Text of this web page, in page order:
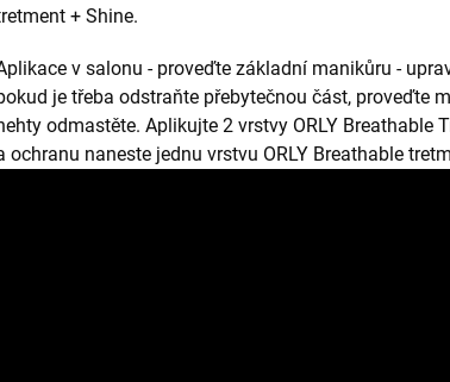
+ Shine.
v salonu - proveďte základní manikůru -
je třeba odstraňte přebytečnou část, proveďte
odmastěte. Aplikujte 2 vrstvy ORLY Breathable
ochranu naneste jednu vrstvu ORLY Breathable